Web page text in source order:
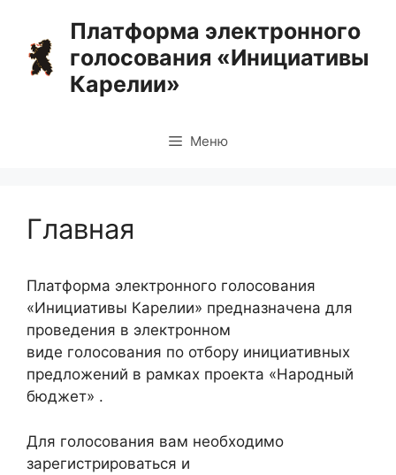
содержимому
Платформа электронного
голосования «Инициативы
Карелии»
Меню
Главная
Платформа электронного голосования
«Инициативы Карелии» предназначена для
проведения в электронном
виде голосования по отбору инициативных
предложений в рамках проекта «Народный
бюджет» .
Для голосования вам необходимо
зарегистрироваться и